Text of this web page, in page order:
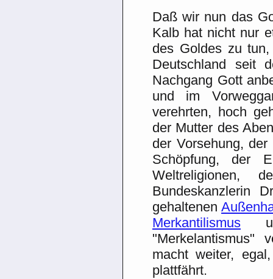
Daß wir nun das
Kalb hat nicht nur
des Goldes zu
Deutschland seit
Nachgang Gott
und im
verehrten, hoch
der Mutter des
der Vorsehung,
Schöpfung, der
Weltreligionen,
Bundeskanzlerin
gehaltenen
Merkantilismus
"Merkelantismus"
macht weiter,
plattfährt.